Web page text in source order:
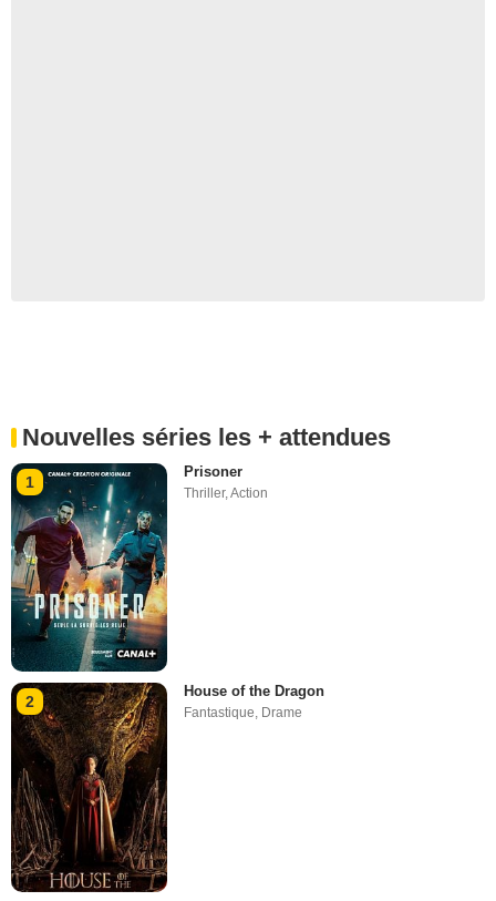
Nouvelles séries les + attendues
1
Prisoner
Thriller,Action
2
House of the Dragon
Fantastique, Drame